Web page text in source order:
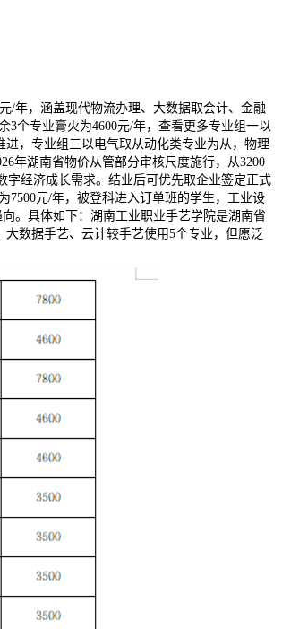
/年，涵盖现代物流办理、大数据取会计、金融
个专业膏火为4600元/年，查看更多专业组一以
，专业组三以电气取从动化类专业为从，物理
年湖南省物价从管部分审核尺度施行，从3200
字经济成长需求。结业后可优先取企业签定正式
7500元/年，被登科进入订单班的学生，工业设
。具体如下：湖南工业职业手艺学院是湖南省
数据手艺、云计较手艺使用5个专业，但愿泛